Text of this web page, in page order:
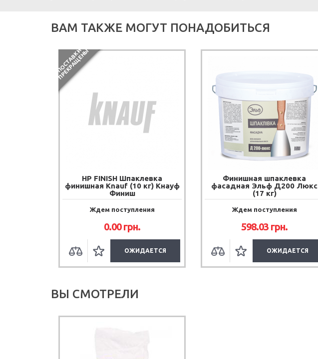
ВАМ ТАКЖЕ МОГУТ ПОНАДОБИТЬСЯ
П
О
С
Т
А
В
К
И
П
Р
Е
К
Р
А
Щ
Е
Н
Ы
HP FINISH Шпаклевка
финишная Knauf (10 кг) Кнауф
Финиш
Ждем поступления
0.00грн.
ОЖИДАЕТСЯ
Финишная шпаклевка
фасадная Эльф Д200 Люкс
(17 кг)
Ждем поступления
598.03 грн.
ОЖИДАЕТСЯ
ВЫ СМОТРЕЛИ